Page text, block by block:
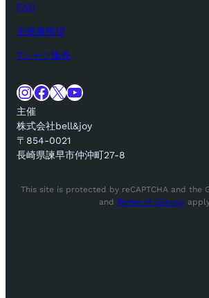
FAQ
主催者挨拶
Tシャツ販売
InstagramFacebook X YouTube
主催
株式会社bell&joy
〒854-0021
長崎県諫早市仲沖町27-8
This site is protected by reCAPTCHA and the
and Terms of Service